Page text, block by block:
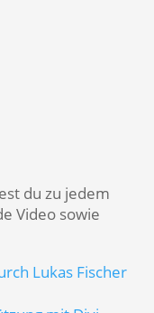
du zu jedem
Video sowie